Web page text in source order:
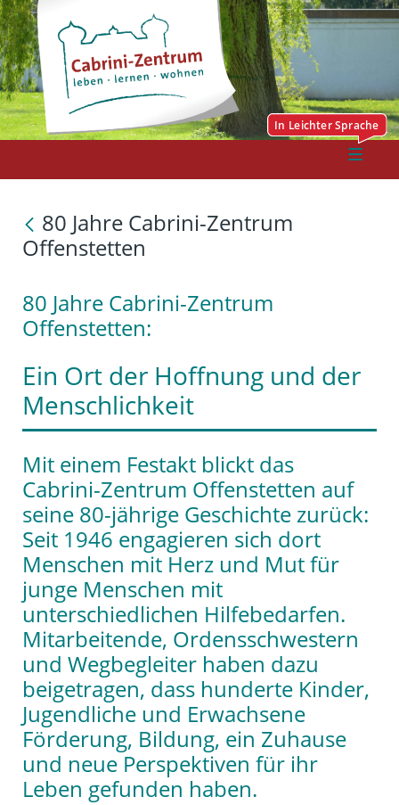
80 Jahre Cabrini-Zentrum
Offenstetten
80 Jahre Cabrini-Zentrum
Offenstetten:
Ein Ort der Hoffnung und der
Menschlichkeit
Mit einem Festakt blickt das
Cabrini-Zentrum Offenstetten auf
seine 80-jährige Geschichte zurück:
Seit 1946 engagieren sich dort
Menschen mit Herz und Mut für
junge Menschen mit
unterschiedlichen Hilfebedarfen.
Mitarbeitende, Ordensschwestern
und Wegbegleiter haben dazu
beigetragen, dass hunderte Kinder,
Jugendliche und Erwachsene
Förderung, Bildung, ein Zuhause
und neue Perspektiven für ihr
Leben gefunden haben.